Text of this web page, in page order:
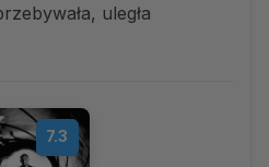
uległa
7.3